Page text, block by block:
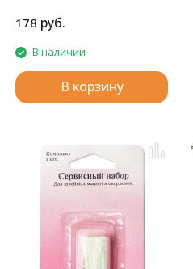
178 руб.
В наличии
В корзину